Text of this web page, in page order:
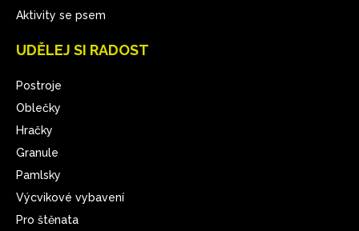
Aktivity se psem
UDĚLEJ SI RADOST
Postroje
Oblečky
Hračky
Granule
Pamlsky
Výcvikové vybavení
Pro štěnata